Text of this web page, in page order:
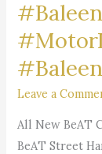
Leave a
All New BeAT
BeAT Street